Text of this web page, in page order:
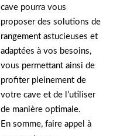
cave pourra vous
proposer des solutions de
rangement astucieuses et
adaptées à vos besoins,
vous permettant ainsi de
profiter pleinement de
votre cave et de l’utiliser
de manière optimale.
En somme, faire appel à